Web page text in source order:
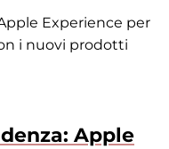
Experience per
i nuovi prodotti
Apple